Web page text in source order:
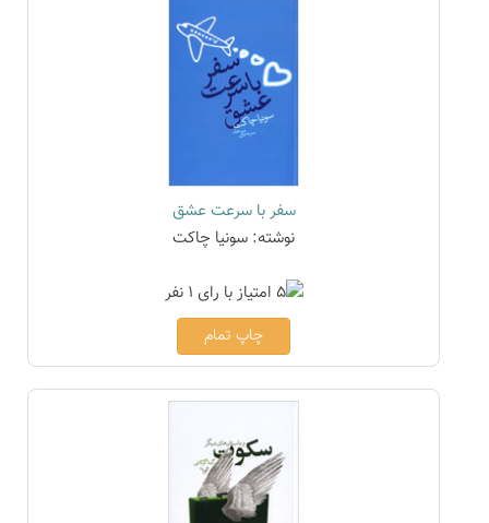
سفر با سرعت عشق
نوشته: سونیا چاکت
چاپ تمام